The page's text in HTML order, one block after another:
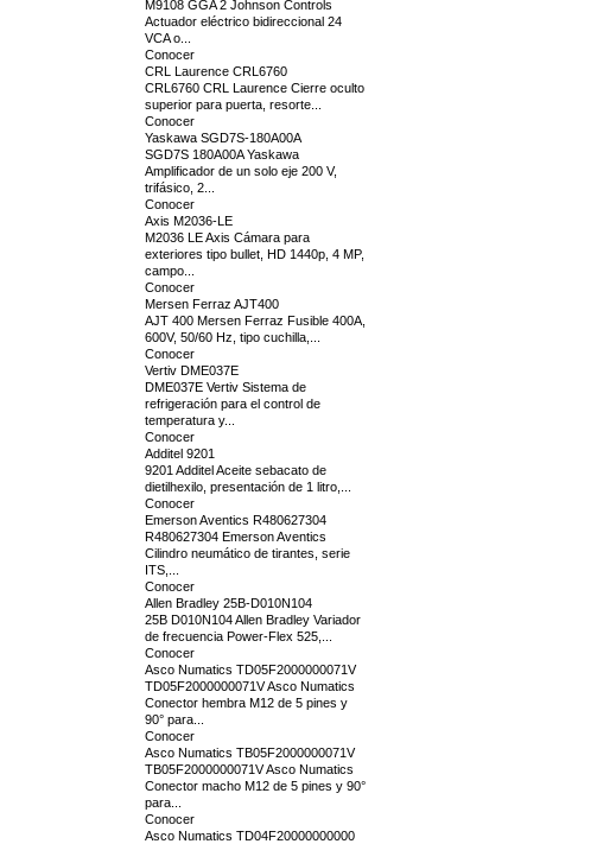
M9108 GGA 2 Johnson Controls
Actuador eléctrico bidireccional 24
VCA o...
Conocer
CRL Laurence CRL6760
CRL6760 CRL Laurence Cierre oculto
superior para puerta, resorte...
Conocer
Yaskawa SGD7S-180A00A
SGD7S 180A00A Yaskawa
Amplificador de un solo eje 200 V,
trifásico, 2...
Conocer
Axis M2036-LE
M2036 LE Axis Cámara para
exteriores tipo bullet, HD 1440p, 4 MP,
campo...
Conocer
Mersen Ferraz AJT400
AJT 400 Mersen Ferraz Fusible 400A,
600V, 50/60 Hz, tipo cuchilla,...
Conocer
Vertiv DME037E
DME037E Vertiv Sistema de
refrigeración para el control de
temperatura y...
Conocer
Additel 9201
9201 Additel Aceite sebacato de
dietilhexilo, presentación de 1 litro,...
Conocer
Emerson Aventics R480627304
R480627304 Emerson Aventics
Cilindro neumático de tirantes, serie
ITS,...
Conocer
Allen Bradley 25B-D010N104
25B D010N104 Allen Bradley Variador
de frecuencia Power-Flex 525,...
Conocer
Asco Numatics TD05F2000000071V
TD05F2000000071V Asco Numatics
Conector hembra M12 de 5 pines y
90° para...
Conocer
Asco Numatics TB05F2000000071V
TB05F2000000071V Asco Numatics
Conector macho M12 de 5 pines y 90°
para...
Conocer
Asco Numatics TD04F20000000000